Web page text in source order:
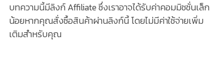
บทความนี้มีลิงก์ Affiliate ซึ่งเราอาจได้รับค่าคอมมิชชั่นเล็ก
น้อยหากคุณสั่งซื้อสินค้าผ่านลิงก์นี้ โดยไม่มีค่าใช้จ่ายเพิ่ม
เติมสำหรับคุณ